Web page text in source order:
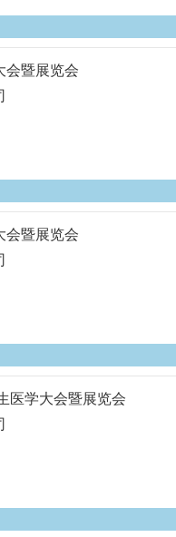
会暨展览会
会暨展览会
医学大会暨展览会